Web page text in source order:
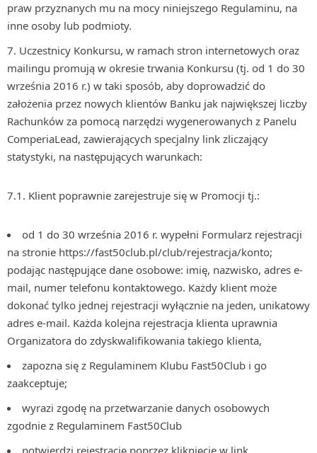
praw przyznanych mu na mocy niniejszego Regulaminu, na
inne osoby lub podmioty.
Uczestnicy Konkursu, w ramach stron internetowych oraz
mailingu promują w okresie trwania Konkursu (tj. od 1 do 30
września 2016 r.) w taki sposób, aby doprowadzić do
założenia przez nowych klientów Banku jak największej liczby
Rachunków za pomocą narzędzi wygenerowanych z Panelu
ComperiaLead, zawierających specjalny link zliczający
statystyki, na następujących warunkach:
7.1. Klient poprawnie zarejestruje się w Promocji tj.:
od 1 do 30 września 2016 r. wypełni Formularz rejestracji
na stronie https://fast50club.pl/club/rejestracja/konto;
podając następujące dane osobowe: imię, nazwisko, adres e-
mail, numer telefonu kontaktowego. Każdy klient może
dokonać tylko jednej rejestracji wyłącznie na jeden, unikatowy
adres e-mail. Każda kolejna rejestracja klienta uprawnia
Organizatora do zdyskwalifikowania takiego klienta,
zapozna się z Regulaminem Klubu Fast50Club i go
zaakceptuje;
wyrazi zgodę na przetwarzanie danych osobowych
zgodnie z Regulaminem Fast50Club
potwierdzi rejestrację poprzez kliknięcie w link